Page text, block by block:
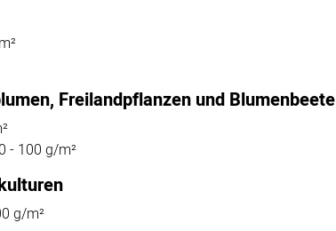
Freilandpflanzen und Blumenbeete
- 100 g/m²
g/m²